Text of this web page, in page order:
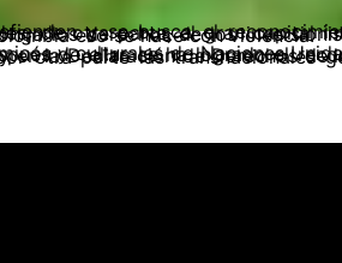
de los inversionistas, de las empresas transnacionales, por sobre los derechos de la gente. En Colombia eso se hace con violencia.